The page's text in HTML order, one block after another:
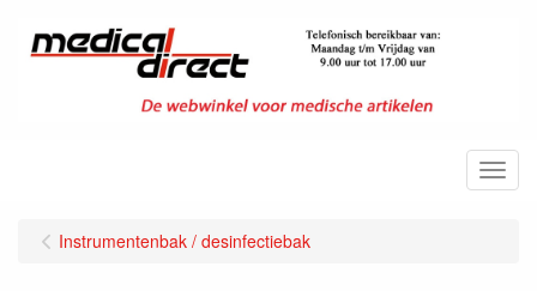
Menu
Instrumentenbak / desinfectiebak